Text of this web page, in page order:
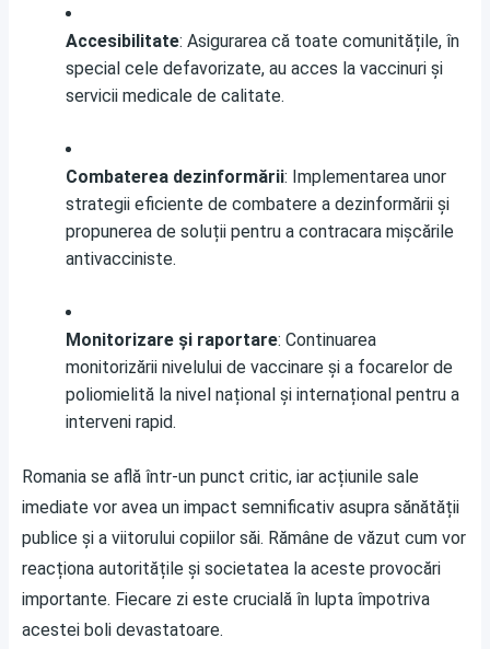
Accesibilitate: Asigurarea că toate comunitățile, în
special cele defavorizate, au acces la vaccinuri și
servicii medicale de calitate.
Combaterea dezinformării: Implementarea unor
strategii eficiente de combatere a dezinformării și
propunerea de soluții pentru a contracara mișcările
antivacciniste.
Monitorizare și raportare: Continuarea
monitorizării nivelului de vaccinare și a focarelor de
poliomielită la nivel național și internațional pentru a
interveni rapid.
Romania se află într-un punct critic, iar acțiunile sale
imediate vor avea un impact semnificativ asupra sănătății
publice și a viitorului copiilor săi. Rămâne de văzut cum vor
reacționa autoritățile și societatea la aceste provocări
importante. Fiecare zi este crucială în lupta împotriva
acestei boli devastatoare.